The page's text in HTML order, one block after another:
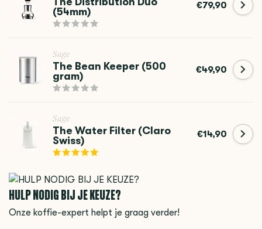
(54mm)
€79,90
Sage
The Bean Keeper (500
gram)
€49,90
Sage
The Water Filter (Claro
Swiss)
€14,90
HULP NODIG BIJ JE KEUZE?
Onze koffie-expert helpt je graag verder!